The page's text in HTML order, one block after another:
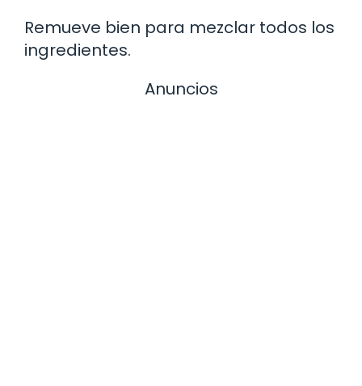
Remueve bien para mezclar todos los
ingredientes.
Anuncios